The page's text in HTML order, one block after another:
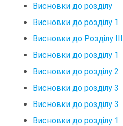
Висновки до розділу
Висновки до розділу 1
Висновки до Розділу ІІІ
Висновки до розділу 1
Висновки до розділу 2
Висновки до розділу 3
Висновки до розділу 3
Висновки до розділу 1